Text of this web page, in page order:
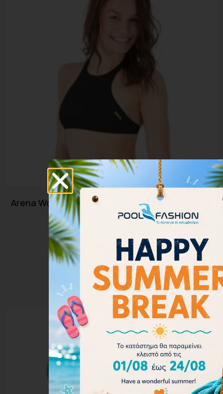
Arena Women Bikini Top Rulebreaker Crop Think
001111-503
35.00€
31.50€
Επιλογή